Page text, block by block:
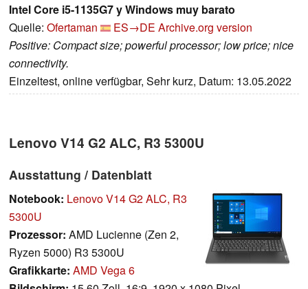
Intel Core i5-1135G7 y Windows muy barato
Quelle: Ofertaman ES→DE Archive.org version
Positive: Compact size; powerful processor; low price; nice
connectivity.
Einzeltest, online verfügbar, Sehr kurz, Datum: 13.05.2022
Lenovo V14 G2 ALC, R3 5300U
Ausstattung / Datenblatt
Notebook: Lenovo V14 G2 ALC, R3
5300U
Prozessor: AMD Lucienne (Zen 2,
Ryzen 5000) R3 5300U
Grafikkarte: AMD Vega 6